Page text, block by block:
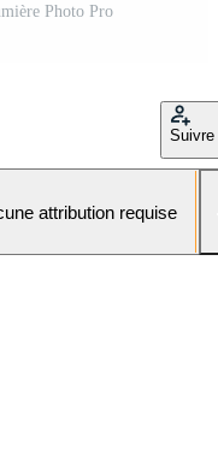
Photo Pro
Suivre
attribution requise